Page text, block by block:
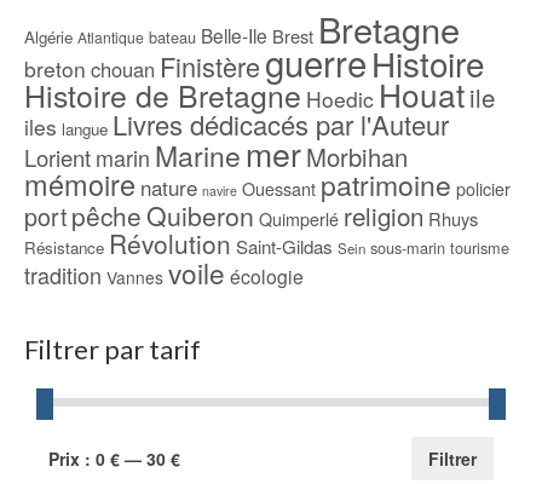
Algérie Atlantique bateau Belle-Ile Brest Bretagne
breton chouan FinistèreguerreHistoire
Histoire de Bretagne Hoedic Houatile
iles langue Livres dédicacés par l'Auteur
Lorientmarin Marine merMorbihan
mémoire nature navire Ouessant patrimoine policier
portpêcheQuiberon Quimperlé religion Rhuys
Résistance Révolution Saint-Gildas Sein sous-marin tourisme
tradition Vannes voile écologie
Filtrer par tarif
Prix
Prix
Filtrer
Prix : 0 € — 30 €